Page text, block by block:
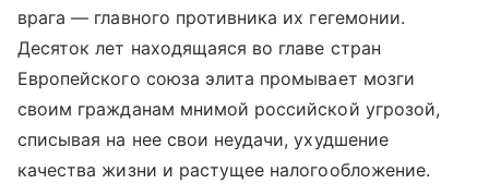
врага — главного противника их гегемонии.
Десяток лет находящаяся во главе стран
Европейского союза элита промывает мозги
своим гражданам мнимой российской угрозой,
списывая на нее свои неудачи, ухудшение
качества жизни и растущее налогообложение.